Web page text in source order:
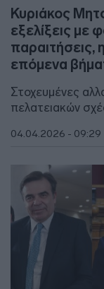
Κυριάκος
εξελίξεις με
παραιτήσεις,
επόμενα
Στοχευμένες
πελατειακών
04.04.2026 - 09:29